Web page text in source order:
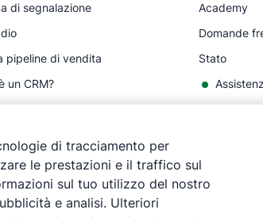
di segnalazione
pipeline di vendita
un CRM?
Academy
Domande
Stato
di tracciamento per
le prestazioni e il traffico sul
sul tuo utilizzo del nostro
e analisi. Ulteriori